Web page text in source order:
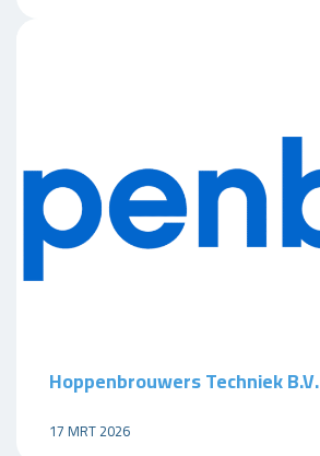
Hoppenbrouwers Techniek B.V.
17 MRT 2026